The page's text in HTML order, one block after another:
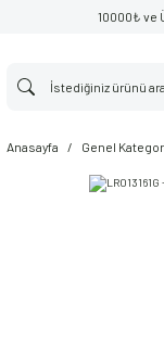
10000₺ ve
Anasayfa Genel